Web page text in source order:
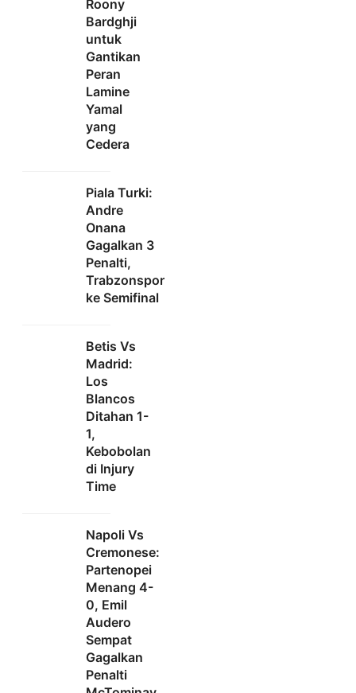
Roony
Bardghji
untuk
Gantikan
Peran
Lamine
Yamal
yang
Cedera
Piala Turki:
Andre
Onana
Gagalkan 3
Penalti,
Trabzonspor
ke Semifinal
Betis Vs
Madrid:
Los
Blancos
Ditahan 1-
1,
Kebobolan
di Injury
Time
Napoli Vs
Cremonese:
Partenopei
Menang 4-
0, Emil
Audero
Sempat
Gagalkan
Penalti